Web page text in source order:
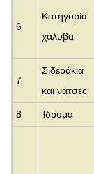
6
Κατηγορία
χάλυβα
7
Σιδεράκια
και νάτσες
8 Ίδρυμα